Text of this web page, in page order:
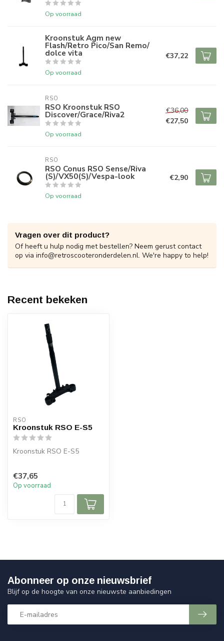
Op voorraad
Kroonstuk Agm new
Flash/Retro Pico/San Remo/
dolce vita
Op voorraad
€37,22
RSO
RSO Kroonstuk RSO
Discover/Grace/Riva2
Op voorraad
€36,00
€27,50
RSO
RSO Conus RSO Sense/Riva
(S)/VX50(S)/Vespa-look
Op voorraad
€2,90
Vragen over dit product?
Of heeft u hulp nodig met bestellen? Neem gerust contact
op via info@retroscooteronderdelen.nl. We're happy to help!
Recent bekeken
RSO
Kroonstuk RSO E-S5
Kroonstuk RSO E-S5
€37,65
Op voorraad
Abonneer op onze nieuwsbrief
Blijf op de hoogte van onze nieuwste aanbiedingen